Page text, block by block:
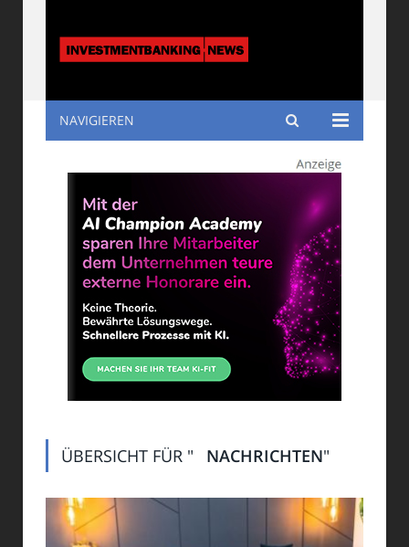
Investmentbanking
NAVIGIEREN
ÜBERSICHT FÜR " NACHRICHTEN"